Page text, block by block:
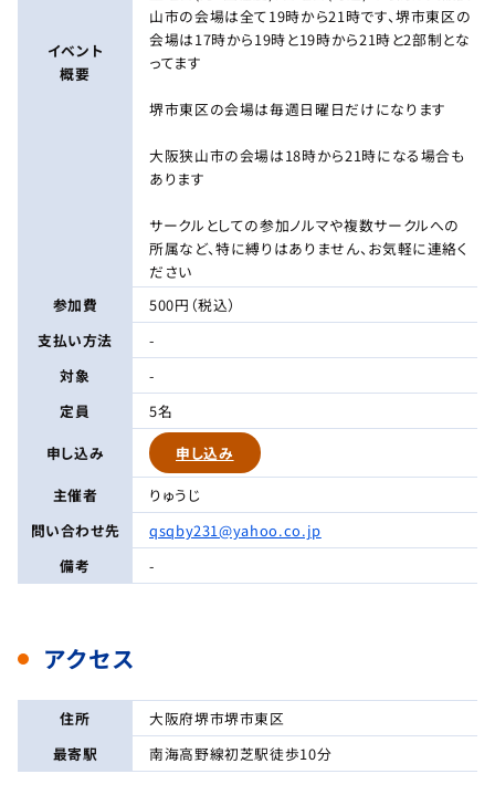
イベント
概要
山市の会場は全て19時から21時です、堺市東区の
会場は17時から19時と19時から21時と2部制とな
ってます
堺市東区の会場は毎週日曜日だけになります
大阪狭山市の会場は18時から21時になる場合も
あります
サークルとしての参加ノルマや複数サークルへの
所属など、特に縛りはありません、お気軽に連絡く
ださい
参加費
500円（税込）
支払い方法
-
対象
-
定員
5名
申し込み
申し込み
主催者
りゅうじ
問い合わせ先
qsqby231@yahoo.co.jp
備考
-
アクセス
住所
大阪府堺市堺市東区
最寄駅
南海高野線初芝駅徒歩10分